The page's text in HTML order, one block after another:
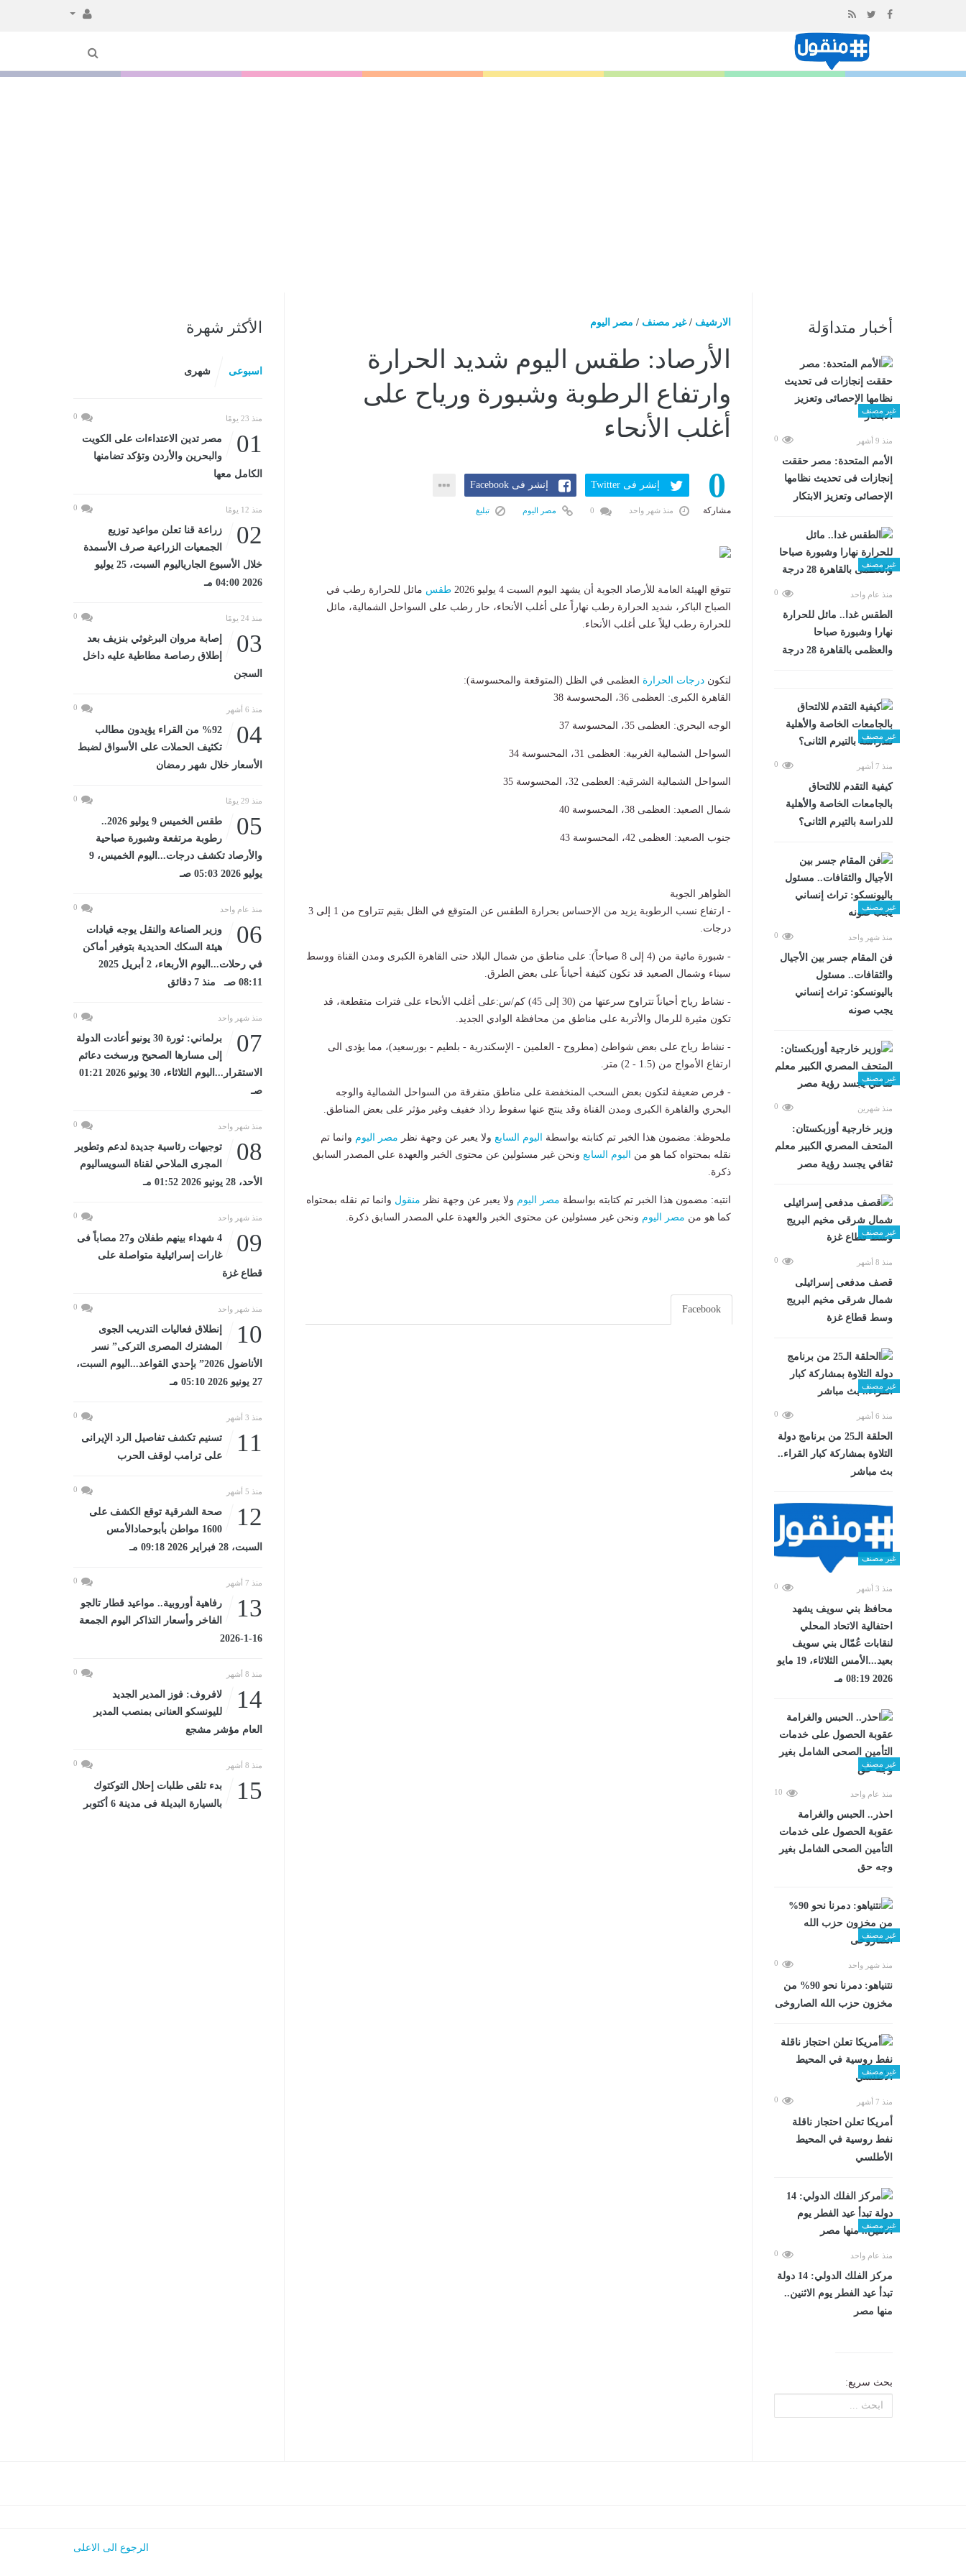
المحتوى
أخبار متداوَلة
غير مصنف
منذ 9 أشهر 0
الأمم المتحدة: مصر حققت
إنجازات فى تحديث نظامها
الإحصائى وتعزيز الابتكار
غير مصنف
منذ عام واحد 0
الطقس غدا.. مائل للحرارة
نهارا وشبورة صباحا
والعظمى بالقاهرة 28 درجة
غير مصنف
منذ 7 أشهر 0
كيفية التقدم للالتحاق
بالجامعات الخاصة والأهلية
للدراسة بالتيرم الثانى؟
غير مصنف
منذ شهر واحد 0
فن المقام جسر بين الأجيال
والثقافات.. مسئول
باليونسكو: تراث إنساني
يجب صونه
غير مصنف
منذ شهرين 0
وزير خارجية أوزبكستان:
المتحف المصري الكبير معلم
ثقافي يجسد رؤية مصر
غير مصنف
منذ 8 أشهر 0
قصف مدفعى إسرائيلى
شمال شرقى مخيم البريج
وسط قطاع غزة
غير مصنف
منذ 6 أشهر 0
الحلقة الـ25 من برنامج دولة
التلاوة بمشاركة كبار القراء..
بث مباشر
غير مصنف
منذ 3 أشهر 0
محافظ بني سويف يشهد
احتفالية الاتحاد المحلي
لنقابات عُمّال بني سويف
بعيد...الأمس الثلاثاء، 19 مايو
2026 08:19 مـ
غير مصنف
منذ عام واحد 10
احذر.. الحبس والغرامة
عقوبة الحصول على خدمات
التأمين الصحى الشامل بغير
وجه حق
غير مصنف
منذ شهر واحد 0
نتنياهو: دمرنا نحو 90% من
مخزون حزب الله الصاروخى
غير مصنف
منذ 7 أشهر 0
أمريكا تعلن احتجاز ناقلة
نفط روسية في المحيط
الأطلسي
غير مصنف
منذ عام واحد 0
مركز الفلك الدولي: 14 دولة
تبدأ عيد الفطر يوم الاثنين..
منها مصر
بحث سريع:
الارشيف /غير مصنف / مصر اليوم
الأرصاد: طقس اليوم شديد الحرارة
وارتفاع الرطوبة وشبورة ورياح على
أغلب الأنحاء
0
مشاركة
إنشر فى Twitter إنشر فى Facebook
منذ شهر واحد مصر اليوم تبليغ
تتوقع الهيئة العامة للأرصاد الجوية أن يشهد اليوم السبت 4 يوليو 2026 طقس مائل للحرارة رطب في
الصباح الباكر، شديد الحرارة رطب نهاراً على أغلب الأنحاء، حار رطب على السواحل الشمالية، مائل
للحرارة رطب ليلاً على أغلب الأنحاء.
​لتكون درجات الحرارة العظمى في الظل (المتوقعة والمحسوسة):
القاهرة الكبرى: العظمى 36، المحسوسة 38
الوجه البحري: العظمى 35، المحسوسة 37
السواحل الشمالية الغربية: العظمى 31، المحسوسة 34
السواحل الشمالية الشرقية: العظمى 32، المحسوسة 35
شمال الصعيد: العظمى 38، المحسوسة 40
جنوب الصعيد: العظمى 42، المحسوسة 43
الظواهر الجوية
- ​ارتفاع نسب الرطوبة يزيد من الإحساس بحرارة الطقس عن المتوقع في الظل بقيم تتراوح من 1 إلى 3
درجات.
​- شبورة مائية من (4 إلى 8 صباحاً): على مناطق من شمال البلاد حتى القاهرة الكبرى ومدن القناة ووسط
سيناء وشمال الصعيد قد تكون كثيفة أحياناً على بعض الطرق.
- ​نشاط رياح أحياناً تتراوح سرعتها من (30 إلى 45) كم/س:​على أغلب الأنحاء على فترات متقطعة، ​قد
تكون مثيرة للرمال والأتربة على مناطق من محافظة الوادي الجديد.
- نشاط رياح ​على بعض شواطئ (مطروح - العلمين - الإسكندرية - بلطيم - بورسعيد)، مما يؤدى الى
ارتفاع الأمواج من (1.5 - 2) متر.
- ​فرص ضعيفة لتكون بعض السحب المنخفضة على مناطق متفرقة من السواحل الشمالية والوجه
البحري والقاهرة الكبرى ومدن القناة وقد ينتج عنها سقوط رذاذ خفيف وغير مؤثر على بعض المناطق.
ملحوظة: مضمون هذا الخبر تم كتابته بواسطة اليوم السابع ولا يعبر عن وجهة نظر مصر اليوم وانما تم
نقله بمحتواه كما هو من
اليوم السابع ونحن غير مسئولين عن محتوى الخبر والعهدة علي المصدر السابق
ذكرة.
انتبه: مضمون هذا الخبر تم كتابته بواسطة مصر اليوم ولا يعبر عن وجهة نظر منقول وانما تم نقله بمحتواه
كما هو من مصر اليوم ونحن غير مسئولين عن محتوى الخبر والعهدة علي المصدر السابق ذكرة.
Facebook
الأكثر شهرة
اسبوعى شهرى
منذ 23 يومًا 0
01
مصر تدين الاعتداءات على الكويت
والبحرين والأردن وتؤكد تضامنها
الكامل معها
منذ 12 يومًا 0
02
زراعة قنا تعلن مواعيد توزيع
الجمعيات الزراعية صرف الأسمدة
خلال الأسبوع الجارياليوم السبت، 25 يوليو
2026 04:00 مـ
منذ 24 يومًا 0
03
إصابة مروان البرغوثي بنزيف بعد
إطلاق رصاصة مطاطية عليه داخل
السجن
منذ 6 أشهر 0
04
%92 من القراء يؤيدون مطالب
تكثيف الحملات على الأسواق لضبط
الأسعار خلال شهر رمضان
منذ 29 يومًا 0
05
طقس الخميس 9 يوليو 2026..
رطوبة مرتفعة وشبورة صباحية
والأرصاد تكشف درجات...اليوم الخميس، 9
يوليو 2026 05:03 صـ
منذ عام واحد 0
06
وزير الصناعة والنقل يوجه قيادات
هيئة السكك الحديدية بتوفير أماكن
في رحلات...اليوم الأربعاء، 2 أبريل 2025
08:11 صـ منذ 7 دقائق
منذ شهر واحد 0
07
برلماني: ثورة 30 يونيو أعادت الدولة
إلى مسارها الصحيح ورسخت دعائم
الاستقرار...اليوم الثلاثاء، 30 يونيو 2026 01:21
صـ
منذ شهر واحد 0
08
توجيهات رئاسية جديدة لدعم وتطوير
المجرى الملاحي لقناة السويساليوم
الأحد، 28 يونيو 2026 01:52 مـ
منذ شهر واحد 0
09
4 شهداء بينهم طفلان و27 مصاباً فى
غارات إسرائيلية متواصلة على
قطاع غزة
منذ شهر واحد 0
10
إنطلاق فعاليات التدريب الجوى
المشترك المصرى التركى” نسر
الأناضول 2026” بإحدي القواعد...اليوم السبت،
27 يونيو 2026 05:10 مـ
منذ 3 أشهر 0
11
تسنيم تكشف تفاصيل الرد الإيرانى
على ترامب لوقف الحرب
منذ 5 أشهر 0
12
صحة الشرقية توقع الكشف على
1600 مواطن بأبوحمادالأمس
السبت، 28 فبراير 2026 09:18 مـ
منذ 7 أشهر 0
13
رفاهية أوروبية.. مواعيد قطار تالجو
الفاخر وأسعار التذاكر اليوم الجمعة
16-1-2026
منذ 8 أشهر 0
14
لافروف: فوز المدير الجديد
لليونسكو العنانى بمنصب المدير
العام مؤشر مشجع
منذ 8 أشهر 0
15
بدء تلقى طلبات إحلال التوكتوك
بالسيارة البديلة فى مدينة 6 أكتوبر
الرجوع الى الاعلى